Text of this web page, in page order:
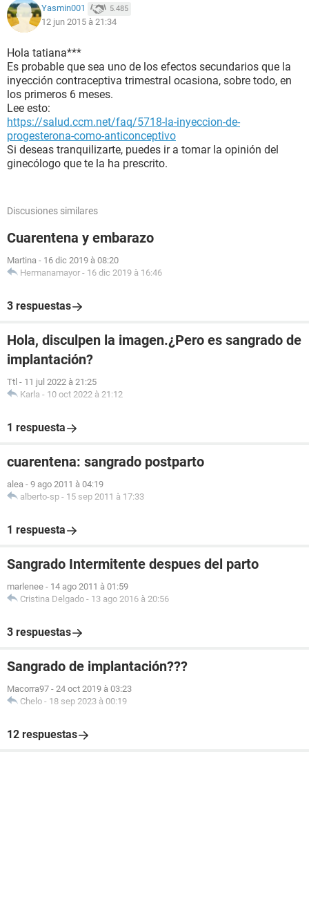
Yasmin001 5.485
12 jun 2015 à 21:34
Hola tatiana***
Es probable que sea uno de los efectos secundarios que la
inyección contraceptiva trimestral ocasiona, sobre todo, en
los primeros 6 meses.
Lee esto:
https://salud.ccm.net/faq/5718-la-inyeccion-de-
progesterona-como-anticonceptivo
Si deseas tranquilizarte, puedes ir a tomar la opinión del
ginecólogo que te la ha prescrito.
Discusiones similares
Cuarentena y embarazo
Martina - 16 dic 2019 à 08:20
Hermanamayor - 16 dic 2019 à 16:46
3 respuestas
Hola, disculpen la imagen.¿Pero es sangrado de
implantación?
Ttl - 11 jul 2022 à 21:25
Karla - 10 oct 2022 à 21:12
1 respuesta
cuarentena: sangrado postparto
alea - 9 ago 2011 à 04:19
alberto-sp - 15 sep 2011 à 17:33
1 respuesta
Sangrado Intermitente despues del parto
marlenee - 14 ago 2011 à 01:59
Cristina Delgado - 13 ago 2016 à 20:56
3 respuestas
Sangrado de implantación???
Macorra97 - 24 oct 2019 à 03:23
Chelo - 18 sep 2023 à 00:19
12 respuestas